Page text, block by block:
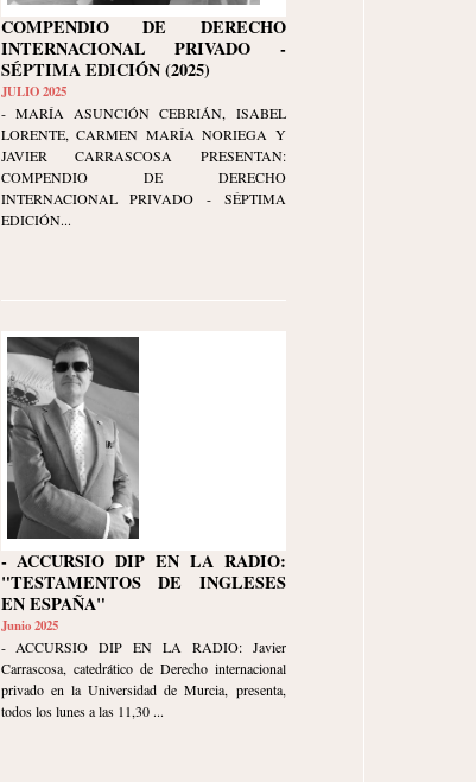
COMPENDIO DE DERECHO
INTERNACIONAL PRIVADO -
SÉPTIMA EDICIÓN (2025)
JULIO 2025
- MARÍA ASUNCIÓN CEBRIÁN, ISABEL
LORENTE, CARMEN MARÍA NORIEGA Y
JAVIER CARRASCOSA PRESENTAN:
COMPENDIO DE DERECHO
INTERNACIONAL PRIVADO - SÉPTIMA
EDICIÓN...
- ACCURSIO DIP EN LA RADIO:
"TESTAMENTOS DE INGLESES
EN ESPAÑA"
Junio 2025
- ACCURSIO DIP EN LA RADIO: Javier
Carrascosa, catedrático de Derecho internacional
privado en la Universidad de Murcia, presenta,
todos los lunes a las 11,30 ...